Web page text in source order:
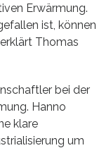
Erwärmung.
ist, können
Thomas
bei der
Hanno
klare
um